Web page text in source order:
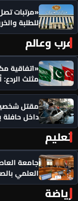
للطلبة
عرب وعالم
«اتفاقية
مثلث
داخل
تعليم
جامعة
العلمي
رياضة